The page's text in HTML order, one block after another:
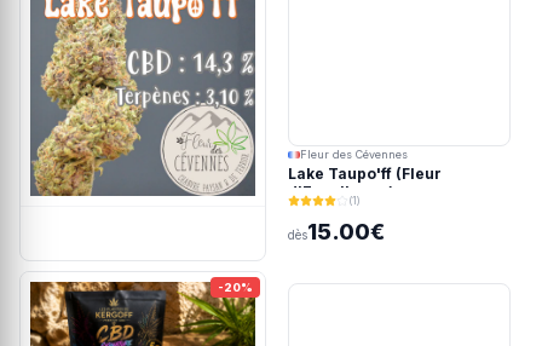
Fleur des Cévennes
Lake Taupo'ff (Fleur
d'Excellence)
(1)
dès15.00€
-20%